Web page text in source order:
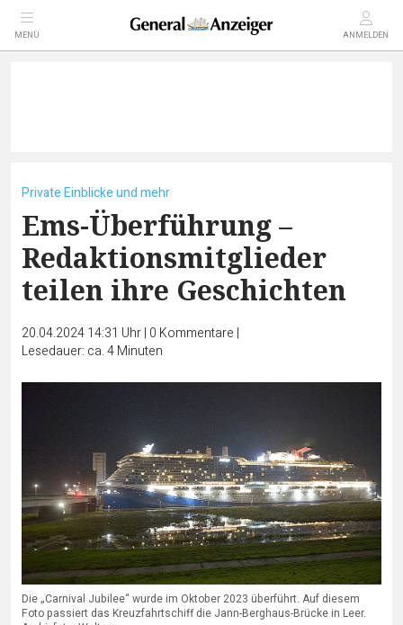
MENÜ ANMELDEN
Private Einblicke und mehr
Ems-Überführung –
Redaktionsmitglieder
teilen ihre Geschichten
20.04.2024 14:31 Uhr| 0 Kommentare |
Lesedauer: ca. 4 Minuten
Die „Carnival Jubilee“ wurde im Oktober 2023 überführt. Auf diesem
Foto passiert das Kreuzfahrtschiff die Jann-Berghaus-Brücke in Leer.